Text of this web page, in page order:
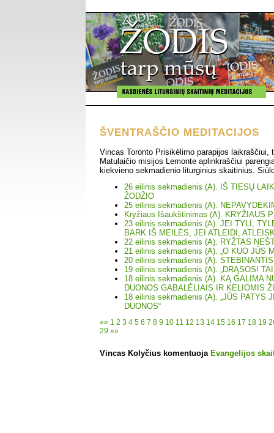
ŠVENTRAŠČIO MEDITACIJOS
Vincas Toronto Prisikėlimo parapijos laikraščiui,
Matulaičio misijos Lemonte aplinkraščiui
kiekvieno sekmadienio liturginius skaitinius.
26 eilinis sekmadienis (A). IŠ TIESŲ
ŽODŽIO
25 eilinis sekmadienis (A).
Kryžiaus Išaukštinimas (A). KRYŽIAUS
23 eilinis sekmadienis (A). JEI TYLI,
BARK IŠ MEILĖS, JEI ATLEIDI,
22 eilinis sekmadienis (A). RYŽTAS
21 eilinis sekmadienis (A). „O KUO JŪS
20 eilinis sekmadienis (A).
19 eilinis sekmadienis (A). „DRĄSOS! TAI
18 eilinis sekmadienis (A). KĄ GALIMA
DUONOS GABALĖLIAIS IR KELIOMIS
18 eilinis sekmadienis (A). „JŪS PATYS
DUONOS“
«« 1 2 3 4 5 6 7 8 9 10 11 12 13 14 15 16 17 18 19
29 »»
Vincas Kolyčius komentuoja Evangelijos